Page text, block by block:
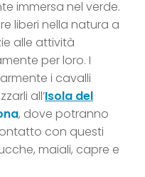
immersa nel verde.
liberi nella natura a
alle attività
per loro. I
i cavalli
all’Isola del
, dove potranno
con questi
maiali, capre e